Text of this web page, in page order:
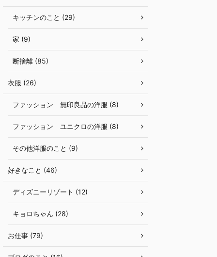
キッチンのこと (29)
家 (9)
断捨離 (85)
衣服 (26)
ファッション 無印良品の洋服 (8)
ファッション ユニクロの洋服 (8)
その他洋服のこと (9)
好きなこと (46)
ディズニーリゾート (12)
キョロちゃん (28)
お仕事 (79)